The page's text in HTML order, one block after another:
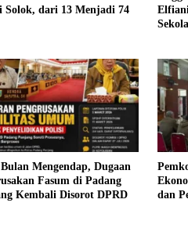
Solok, dari 13 Menjadi 74
Mengendap, Dugaan
Fasum di Padang
Kembali Disorot DPRD
dan